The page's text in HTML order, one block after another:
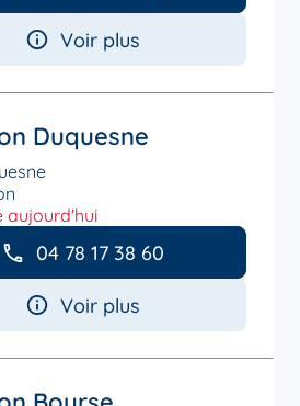
Voir plus
Duquesne
aujourd'hui
04 78 17 38 60
Voir plus